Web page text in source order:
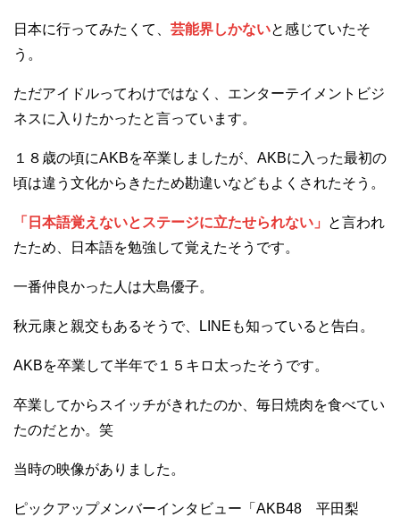
日本に行ってみたくて、 芸能界しかないと感じていたそ
う。
ただアイドルってわけではなく、エンターテイメントビジ
ネスに入りたかったと言っています。
１８歳の頃にAKBを卒業しましたが、AKBに入った最初の
頃は違う文化からきたため勘違いなどもよくされたそう。
「日本語覚えないとステージに立たせられない」
と言われ
たため、日本語を勉強して覚えたそうです。
一番仲良かった人は大島優子。
秋元康と親交もあるそうで、LINEも知っていると告白。
AKBを卒業して半年で１５キロ太ったそうです。
卒業してからスイッチがきれたのか、毎日焼肉を食べてい
たのだとか。笑
当時の映像がありました。
ピックアップメンバーインタビュー「AKB48 平田梨